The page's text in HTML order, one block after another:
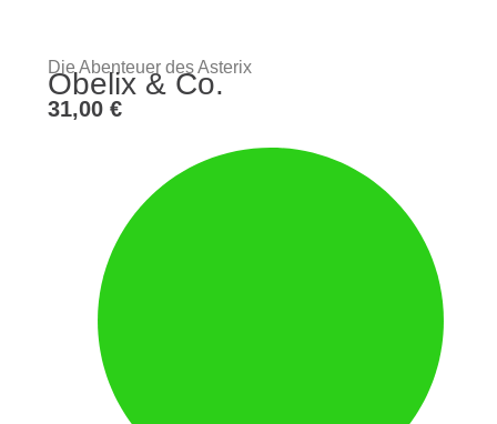
Die Abenteuer des Asterix
Obelix & Co.
31,00 €